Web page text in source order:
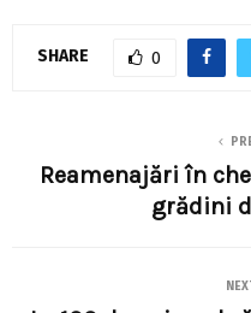
SHARE 0
Reamenajări în
grădini